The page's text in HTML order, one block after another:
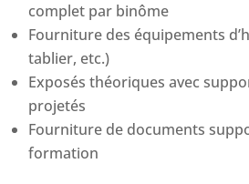
complet par binôme
Fourniture des équipements
tablier, etc.)
Exposés théoriques avec
projetés
Fourniture de documents
formation